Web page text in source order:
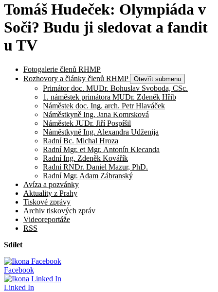
Tomáš Hudeček: Olympiáda v
Soči? Budu ji sledovat a fandit
u TV
Fotogalerie členů RHMP
Rozhovory a články členů RHMP
Otevřít submenu
Primátor doc. MUDr. Bohuslav Svoboda, CSc.
1. náměstek primátora MUDr. Zdeněk Hřib
Náměstek doc. Ing. arch. Petr Hlaváček
Náměstkyně Ing. Jana Komrsková
Náměstek JUDr. Jiří Pospíšil
Náměstkyně Ing. Alexandra Udženija
Radní Bc. Michal Hroza
Radní Mgr. et Mgr. Antonín Klecanda
Radní Ing. Zdeněk Kovářík
Radní RNDr. Daniel Mazur, PhD.
Radní Mgr. Adam Zábranský
Avíza a pozvánky
Aktuality z Prahy
Tiskové zprávy
Archiv tiskových zpráv
Videoreportáže
RSS
Sdílet
Facebook
Linked In